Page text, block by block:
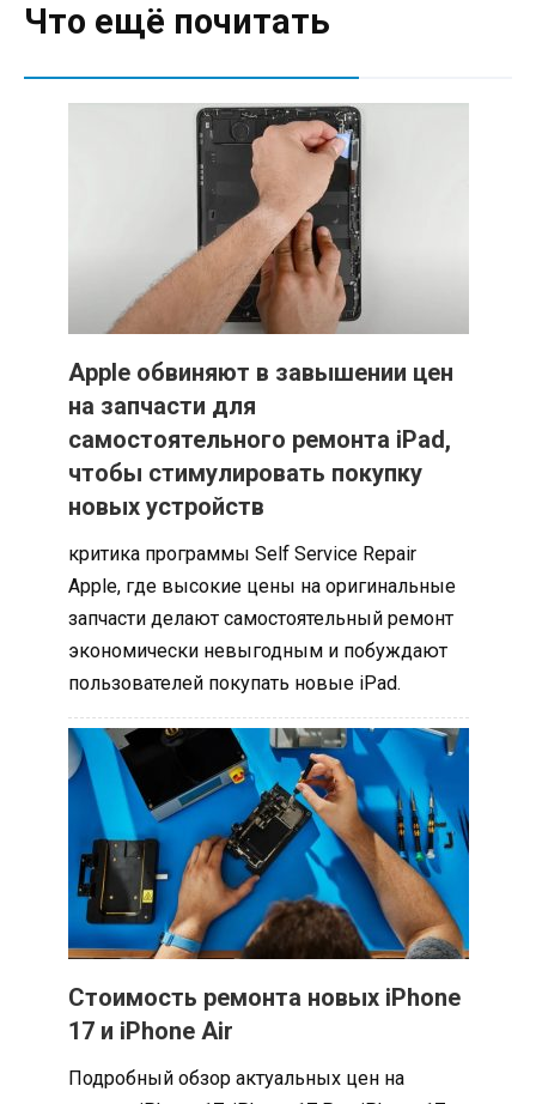
Что ещё почитать
Apple обвиняют в завышении цен
на запчасти для
самостоятельного ремонта iPad,
чтобы стимулировать покупку
новых устройств
критика программы Self Service Repair
Apple, где высокие цены на оригинальные
запчасти делают самостоятельный ремонт
экономически невыгодным и побуждают
пользователей покупать новые iPad.
Стоимость ремонта новых iPhone
17 и iPhone Air
Подробный обзор актуальных цен на